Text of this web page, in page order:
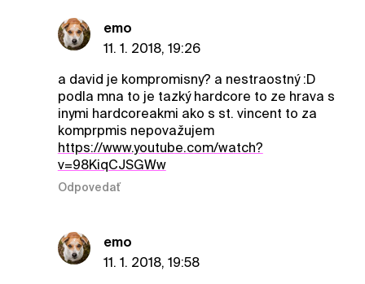
emo
11. 1. 2018, 19:26
a david je kompromisny? a nestraostný :D
podla mna to je tazký hardcore to ze hrava s
inymi hardcoreakmi ako s st. vincent to za
komprpmis nepovažujem
https://www.youtube.com/watch?
v=98KiqCJSGWw
Odpovedať
emo
11. 1. 2018, 19:58